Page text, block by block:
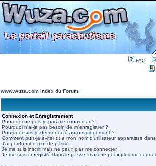
FAQ
www.wuza.com Index du Forum
Connexion et Enregistrement
Pourquoi ne puis-je pas me connecter ?
Pourquoi n'ai-je pas besoin de m'enregistrer ?
Pourquoi suis-je déconnecté automatiquement ?
Comment puis-je éviter que mon nom d'utilisateur apparaisse
J'ai perdu mon mot de passe !
Je me suis inscrit mais ne peux pas me connecter !
Je me suis enregistré dans le passé, mais ne peux plus me